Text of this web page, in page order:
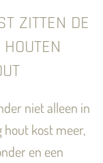
ZITTEN DE
niet alleen in
kost meer,
en een